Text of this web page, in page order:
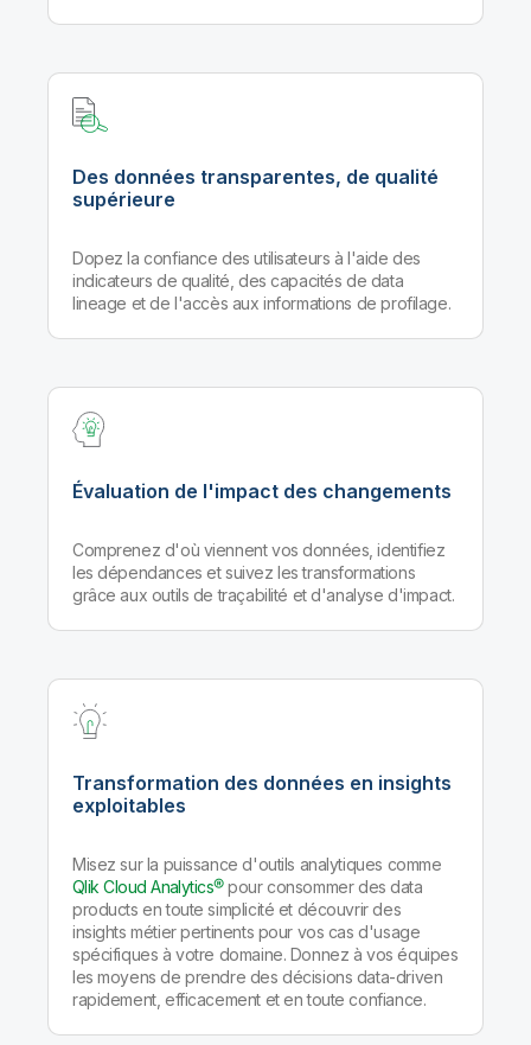
Des données transparentes, de qualité
supérieure
Dopez la confiance des utilisateurs à l'aide des
indicateurs de qualité, des capacités de data
lineage et de l'accès aux informations de profilage.
Évaluation de l'impact des changements
Comprenez d'où viennent vos données, identifiez
les dépendances et suivez les transformations
grâce aux outils de traçabilité et d'analyse d'impact.
Transformation des données en insights
exploitables
Misez sur la puissance d'outils analytiques comme
Qlik Cloud Analytics®pour consommer des data
products en toute simplicité et découvrir des
insights métier pertinents pour vos cas d'usage
spécifiques à votre domaine. Donnez à vos équipes
les moyens de prendre des décisions data-driven
rapidement, efficacement et en toute confiance.